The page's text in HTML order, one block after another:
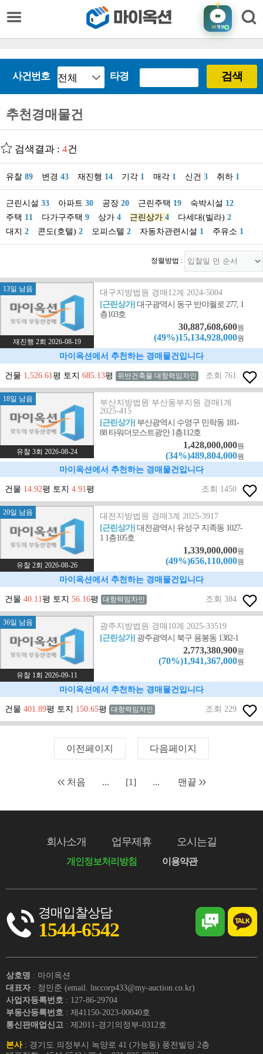
AI챗봇
사건번호 타경 검색
추천경매물건
검색결과 : 4건
유찰 89 변경 43 재진행 14 기각 1 매각 1 신건 3 취하 1
근린시설 33 아파트 30 공장 20 근린주택 19 숙박시설 12
주택 11 다가구주택 9 상가 4 근린상가 4 다세대(빌라) 2
대지 2 콘도(호텔) 2 오피스텔 2 자동차관련시설 1 주유소 1
정렬방법 :
13일 남음
재진행 2회 2026-08-19
대구지방법원 경매12계 2024-5004
[근린상가]대구광역시 동구 반야월로 277, 1
층103호
30,887,608,600원
(49%)15,134,928,000원
마이옥션에서 추천하는 경매물건입니다
건물 1,526.61평 토지 685.13평 위반건축물 대항력임차인 조회 761
18일 남음
유찰 3회 2026-08-24
부산지방법원 부산동부지원 경매1계
2025-415
[근린상가] 부산광역시 수영구 민락동 181-
88 타워더모스트광안 1층112호
1,428,000,000원
(34%)489,804,000원
마이옥션에서 추천하는 경매물건입니다
건물 14.92평 토지 4.91평 조회 1450
20일 남음
유찰 2회 2026-08-26
대전지방법원 경매3계 2025-3917
[근린상가]대전광역시 유성구 지족동 1027-
1 1층105호
1,339,000,000원
(49%)656,110,000원
마이옥션에서 추천하는 경매물건입니다
건물 40.11평 토지 56.16평 대항력임차인 조회 384
36일 남음
유찰 1회 2026-09-11
광주지방법원 경매10계 2025-33519
[근린상가] 광주광역시 북구 용봉동 1382-1
2,773,380,900원
(70%)1,941,367,000원
마이옥션에서 추천하는 경매물건입니다
건물 401.89평 토지 150.65평 대항력임차인 조회 229
이전페이지 다음페이지
처음 ... [1] ... 맨끝
회사소개 업무제휴 오시는길
개인정보처리방침 이용약관
경매입찰상담
1544-6542
상호명 : 마이옥션
대표자 : 정민준 (email. lnccorp433@my-auction.co.kr)
사업자등록번호 : 127-86-29704
부동산등록번호 : 제41150-2023-00040호
통신판매업신고 : 제2011-경기의정부-0312호
본사: 경기도 의정부시 녹양로 41 (가능동) 풍전빌딩 2층